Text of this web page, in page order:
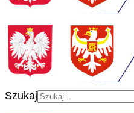
Szukaj